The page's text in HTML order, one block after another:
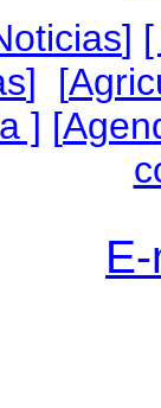
]
] [
] [